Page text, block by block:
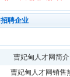
聘企业
曹妃甸人才网简介
曹妃甸人才网销售